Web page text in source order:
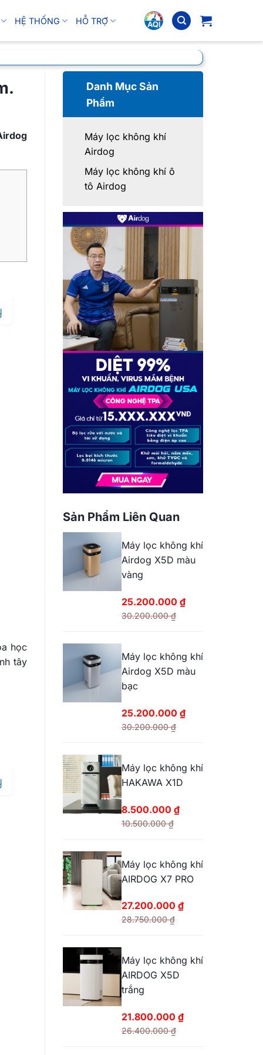
HỆ THỐNG HỖ TRỢ
học
tây
Danh Mục Sản
Phẩm
Máy lọc không khí
Airdog
Máy lọc không khí ô
tô Airdog
Sản Phẩm Liên Quan
Máy lọc không khí
Airdog X5D màu
vàng
30.200.000₫
gốc
là:
30.200.000 ₫.
25.200.000 ₫
hiện
tại
là:
25.200.000 ₫.
Máy lọc không khí
Airdog X5D màu
bạc
30.200.000₫
gốc
là:
30.200.000 ₫.
25.200.000 ₫
hiện
tại
là:
25.200.000 ₫.
Máy lọc không khí
HAKAWA X1D
10.500.000₫
gốc
là:
10.500.000 ₫.
8.500.000 ₫
hiện
tại
là:
8.500.000 ₫.
Máy lọc không khí
AIRDOG X7 PRO
28.750.000₫
gốc
là:
28.750.000 ₫.
27.200.000 ₫
hiện
tại
là:
27.200.000 ₫.
Máy lọc không khí
AIRDOG X5D
trắng
26.400.000₫
21.800.000 ₫